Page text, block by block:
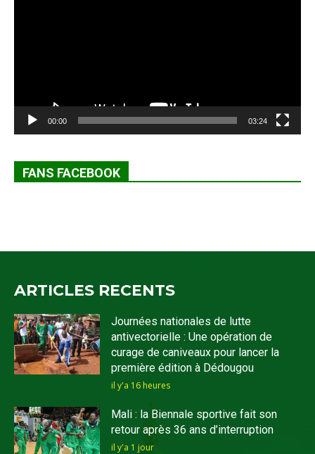
00:00 03:24
FANS FACEBOOK
ARTICLES RECENTS
Journées nationales de lutte
antivectorielle : Une opération de
curage de caniveaux pour lancer la
première édition à Dédougou
il y'a 16 heures
Mali : la Biennale sportive fait son
retour après 36 ans d’interruption
il y'a 1 jour